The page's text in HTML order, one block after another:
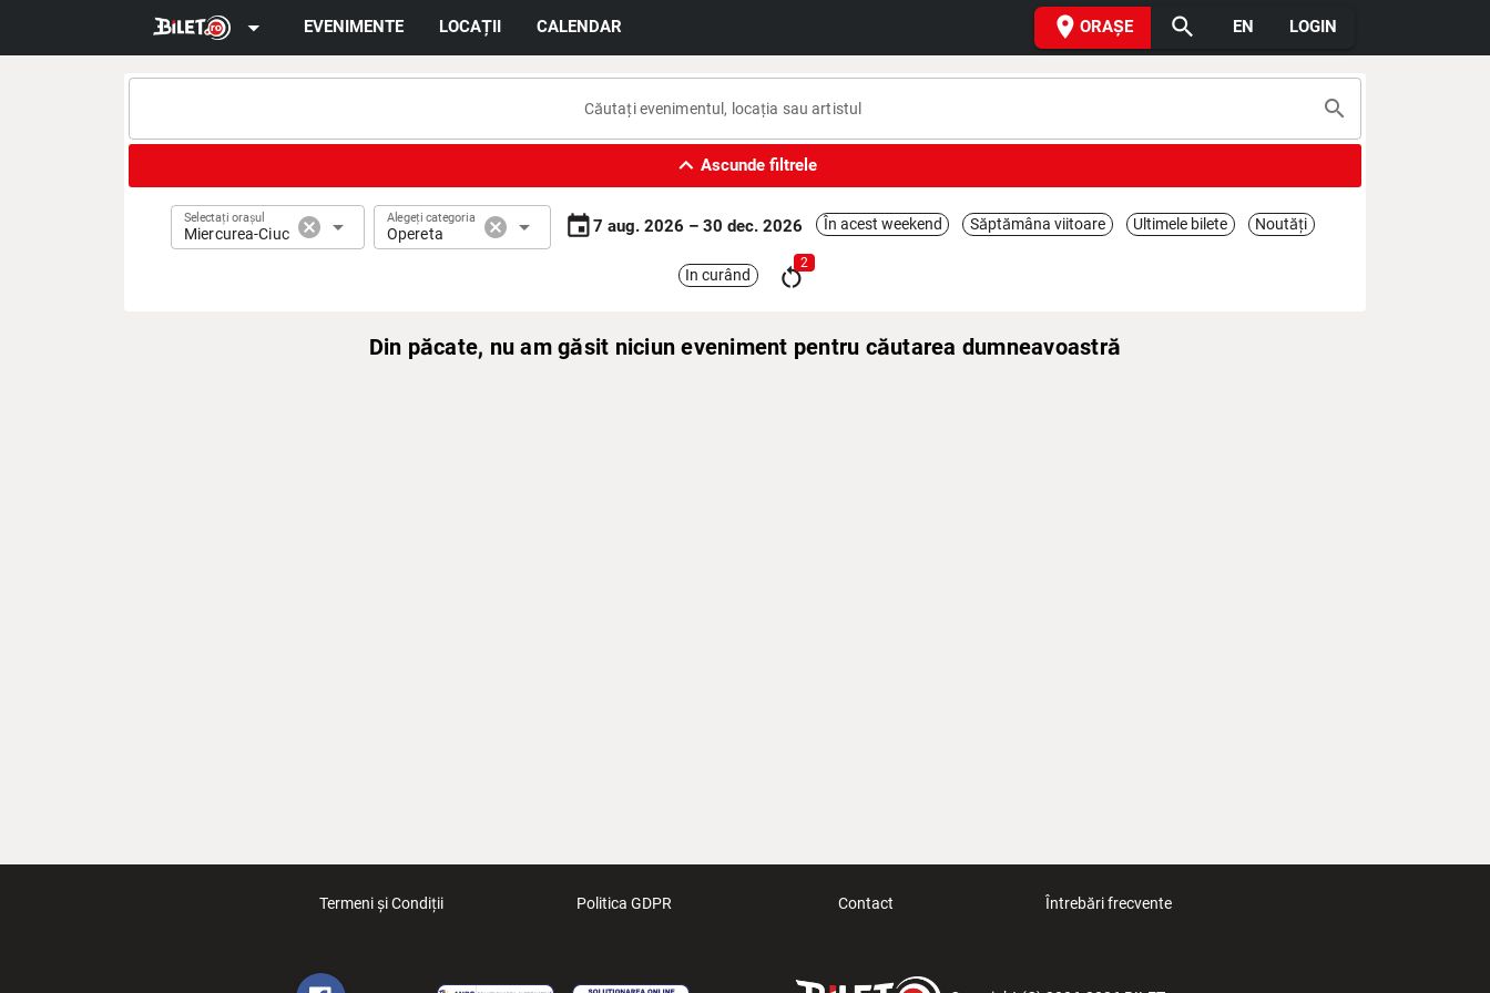
arrow_drop_down EVENIMENTE LOCAȚII CALENDAR placeORAȘE search EN LOGIN
search
expand_lessAscunde filtrele
Selectați orașul
Miercurea-Ciuc cancel arrow_drop_down Alegeți categoria
Opereta cancel arrow_drop_down event7 aug. 2026 – 30 dec. 2026 În acest weekend Săptămâna viitoare Ultimele bilete Noutăți
In curând restart_alt
2
Din păcate, nu am găsit niciun eveniment pentru căutarea dumneavoastră
Termeni și Condiții Politica GDPR Contact Întrebări frecvente